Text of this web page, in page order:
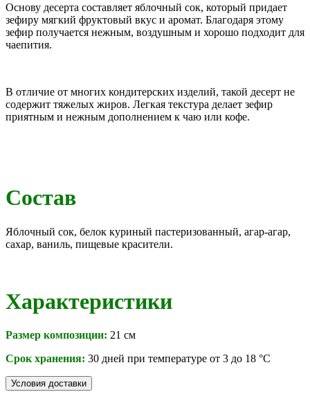
Основу десерта составляет яблочный сок, который придает
зефиру мягкий фруктовый вкус и аромат. Благодаря этому
зефир получается нежным, воздушным и хорошо подходит для
чаепития.
В отличие от многих кондитерских изделий, такой десерт не
содержит тяжелых жиров. Легкая текстура делает зефир
приятным и нежным дополнением к чаю или кофе.
Состав
Яблочный сок, белок куриный пастеризованный, агар-агар,
сахар, ваниль, пищевые красители.
Характеристики
Размер композиции: 21 см
Срок хранения: 30 дней при температуре от 3 до 18 °C
Условия доставки